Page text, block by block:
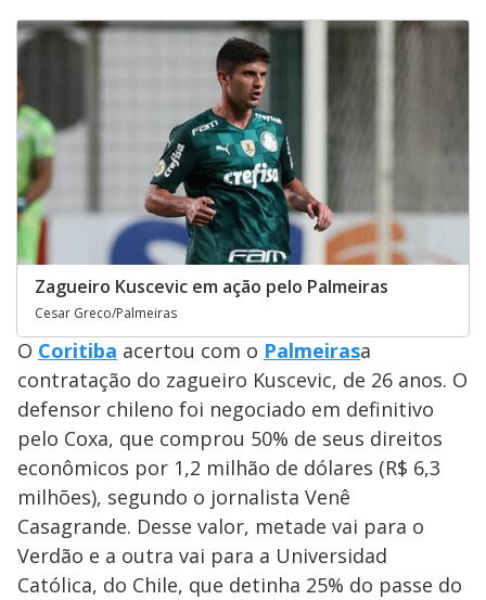
Zagueiro Kuscevic em ação pelo Palmeiras
Cesar Greco/Palmeiras
O Coritiba acertou com o Palmeirasa
contratação do zagueiro Kuscevic, de 26 anos. O
defensor chileno foi negociado em definitivo
pelo Coxa, que comprou 50% de seus direitos
econômicos por 1,2 milhão de dólares (R$ 6,3
milhões), segundo o jornalista Venê
Casagrande. Desse valor, metade vai para o
Verdão e a outra vai para a Universidad
Católica, do Chile, que detinha 25% do passe do